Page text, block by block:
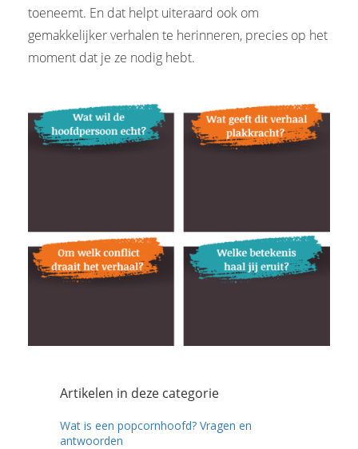
toeneemt. En dat helpt uiteraard ook om
gemakkelijker verhalen te herinneren, precies op het
moment dat je ze nodig hebt.
Artikelen in deze categorie
Wat is een popcornhoofd? Vragen en
antwoorden